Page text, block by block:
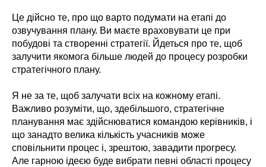
Це дійсно те, про що варто подумати на етапі до
озвучування плану. Ви маєте враховувати це при
побудові та створенні стратегії. Йдеться про те, щоб
залучити якомога більше людей до процесу розробки
стратегічного плану.
Я не за те, щоб залучати всіх на кожному етапі.
Важливо розуміти, що, здебільшого, стратегічне
планування має здійснюватися командою керівників, і
що занадто велика кількість учасників може
сповільнити процес і, зрештою, завадити прогресу.
Але гарною ідеєю буде вибрати певні області процесу